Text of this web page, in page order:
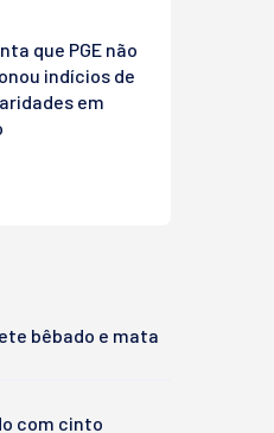
que PGE não
indícios de
em
bêbado e mata
com cinto